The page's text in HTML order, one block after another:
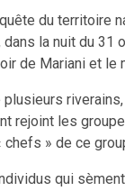
du territoire
la nuit du
de Mariani et
rejoint les
chefs » de ce
qui